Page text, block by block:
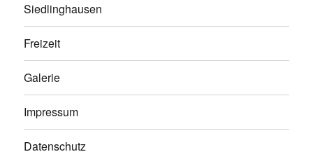
Siedlinghausen
Freizeit
Galerie
Impressum
Datenschutz